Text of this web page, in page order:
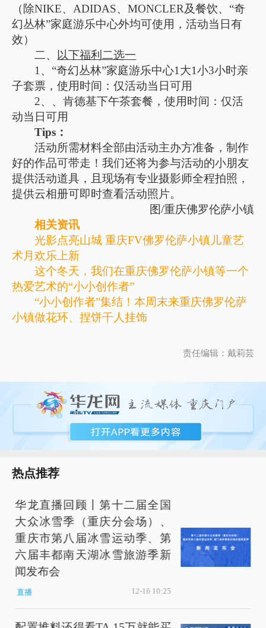
（除NIKE、ADIDAS、MONCLER及餐饮、“奇
幻丛林”家庭游乐中心外均可使用，活动当日有
效）
二、
以下福利二选一
1、“奇幻丛林”家庭游乐中心1大1小3小时亲
子套票，使用时间：仅活动当日可用
2、、肯德基下午茶套餐，使用时间：仅活
动当日可用
Tips：
活动所需材料全部由活动主办方准备，制作
好的作品可带走！我们还将为参与活动的小朋友
提供活动道具，且现场有专业摄影师全程拍照，
提供云相册可即时查看活动照片。
图/重庆佛罗伦萨小镇
相关资讯
光影点亮山城 重庆FV佛罗伦萨小镇儿童艺
术月欢乐上新
这个冬天，我们在重庆佛罗伦萨小镇等一个
热爱艺术的“小小创作者”
“小小创作者”集结！本周末来重庆佛罗伦萨
小镇做花环、捏饼干人挂饰
责任编辑：戴莉芸
热点推荐
华龙直播回顾丨第十二届全国
大众冰雪季（重庆分会场）、
重庆市第八届冰雪运动季、第
六届丰都南天湖冰雪旅游季新
闻发布会
直播 12-16 10:25